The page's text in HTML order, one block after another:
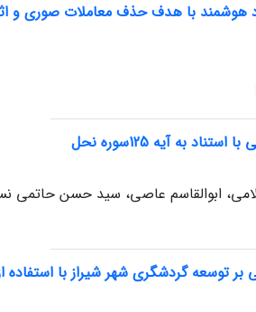
هوشمند با هدف حذف معاملات صوری و
به آیه 125سوره نحل
ابوالقاسم عاصی، سید حسن حاتمی
توسعه گردشگری شهر شیراز با استفاده